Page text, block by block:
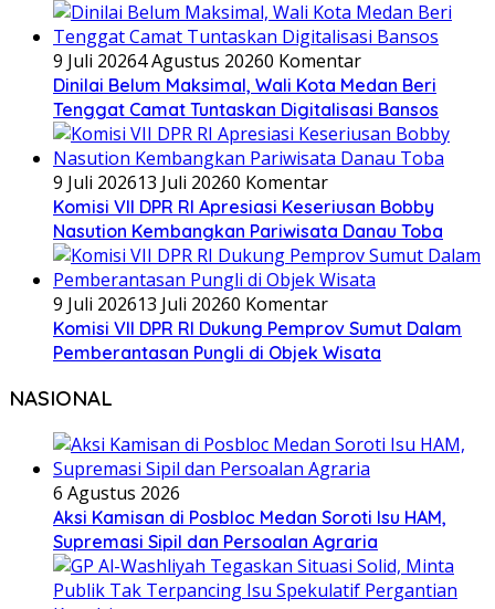
9 Juli 20264 Agustus 20260 Komentar
Dinilai Belum Maksimal, Wali Kota Medan Beri
Tenggat Camat Tuntaskan Digitalisasi Bansos
9 Juli 202613 Juli 20260 Komentar
Komisi VII DPR RI Apresiasi Keseriusan Bobby
Nasution Kembangkan Pariwisata Danau Toba
9 Juli 202613 Juli 20260 Komentar
Komisi VII DPR RI Dukung Pemprov Sumut Dalam
Pemberantasan Pungli di Objek Wisata
NASIONAL
6 Agustus 2026
Aksi Kamisan di Posbloc Medan Soroti Isu HAM,
Supremasi Sipil dan Persoalan Agraria